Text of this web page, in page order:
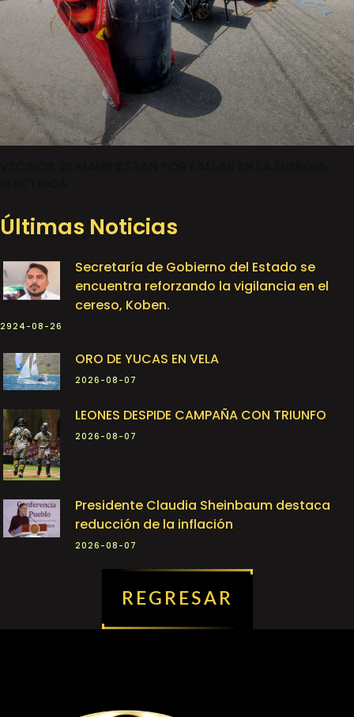
Últimas Noticias
Secretaría de Gobierno del Estado se
encuentra reforzando la vigilancia en el
cereso, Koben.
2924-08-26
ORO DE YUCAS EN VELA
2026-08-07
LEONES DESPIDE CAMPAÑA CON TRIUNFO
2026-08-07
Presidente Claudia Sheinbaum destaca
reducción de la inflación
2026-08-07
REGRESAR